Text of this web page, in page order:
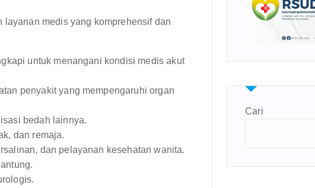
medis yang komprehensif dan
untuk menangani kondisi medis akut
penyakit yang mempengaruhi organ
bedah lainnya.
dan remaja.
dan pelayanan kesehatan wanita.
Cari